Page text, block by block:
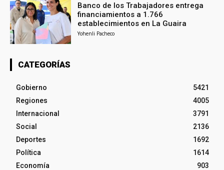
Banco de los Trabajadores entrega
financiamientos a 1.766
establecimientos en La Guaira
Yohenli Pacheco
CATEGORÍAS
Gobierno
5421
Regiones
4005
Internacional
3791
Social
2136
Deportes
1692
Política
1614
Economía
903